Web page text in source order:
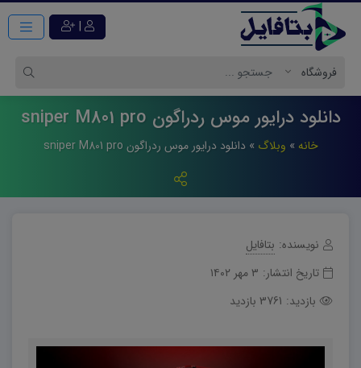
|
دانلود درایور موس ردراگون sniper M801 pro
خانه » وبلاگ »دانلود درایور موس ردراگون sniper M801 pro
نویسنده: بتافایل
تاریخ انتشار: ۳ مهر ۱۴۰۲
بازدید: 3761 بازدید